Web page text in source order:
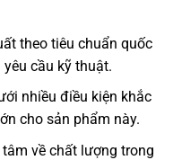
theo tiêu chuẩn quốc
cầu kỹ thuật.
nhiều điều kiện khắc
cho sản phẩm này.
về chất lượng trong